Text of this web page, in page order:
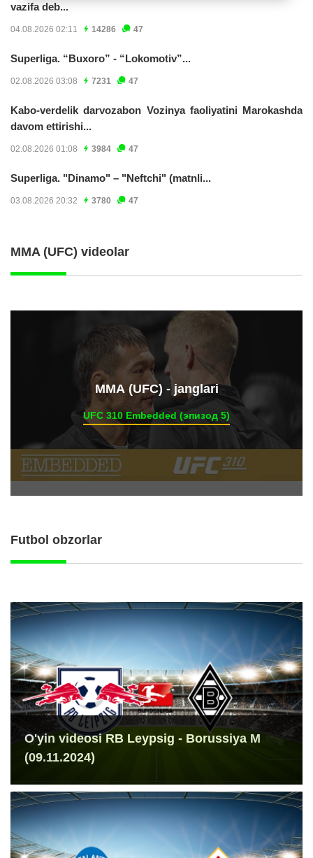
vazifa deb...
04.08.2026 02:11 14286 47
Superliga. “Buxoro” - “Lokomotiv”...
02.08.2026 03:08 7231 47
Kabo-verdelik darvozabon Vozinya faoliyatini Marokashda
davom ettirishi...
02.08.2026 01:08 3984 47
Superliga. "Dinamo" – "Neftchi" (matnli...
03.08.2026 20:32 3780 47
MMA (UFC) videolar
ММА (UFC) - janglari
UFC 310 Embedded (эпизод 5)
Futbol obzorlar
O'yin videosi RB Leypsig - Borussiya M
(09.11.2024)